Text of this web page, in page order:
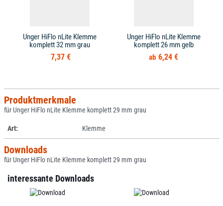
Unger HiFlo nLite Klemme
komplett 32 mm grau
7,37 €
Unger HiFlo nLite Klemme
komplett 26 mm gelb
6,24 €
Produktmerkmale
für Unger HiFlo nLite Klemme komplett 29 mm grau
Art: Klemme
Downloads
für Unger HiFlo nLite Klemme komplett 29 mm grau
interessante Downloads